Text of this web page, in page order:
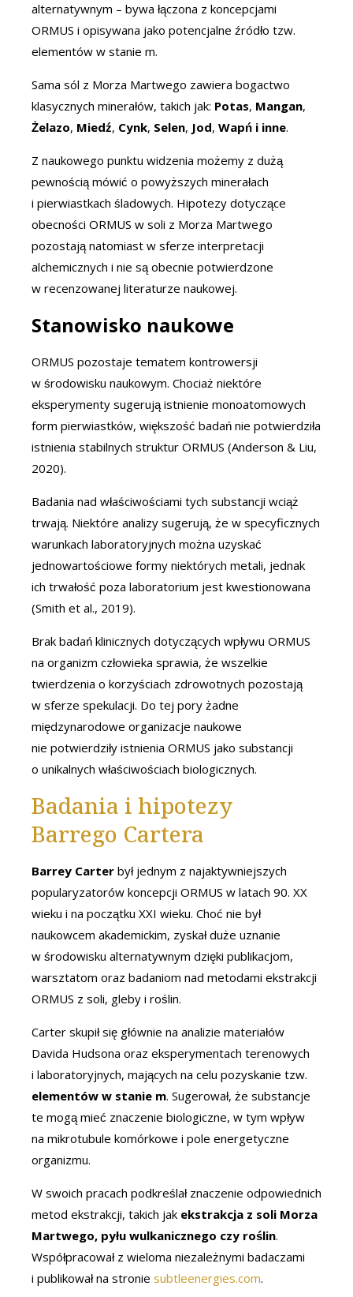
alternatywnym – bywa łączona z koncepcjami
ORMUS i opisywana jako potencjalne źródło tzw.
elementów w stanie m.
Sama sól z Morza Martwego zawiera bogactwo
klasycznych minerałów, takich jak: Potas, Mangan,
Żelazo, Miedź, Cynk, Selen, Jod, Wapń i inne.
Z naukowego punktu widzenia możemy z dużą
pewnością mówić o powyższych minerałach
i pierwiastkach śladowych. Hipotezy dotyczące
obecności ORMUS w soli z Morza Martwego
pozostają natomiast w sferze interpretacji
alchemicznych i nie są obecnie potwierdzone
w recenzowanej literaturze naukowej.
Stanowisko naukowe
ORMUS pozostaje tematem kontrowersji
w środowisku naukowym. Chociaż niektóre
eksperymenty sugerują istnienie monoatomowych
form pierwiastków, większość badań nie potwierdziła
istnienia stabilnych struktur ORMUS (Anderson & Liu,
2020).
Badania nad właściwościami tych substancji wciąż
trwają. Niektóre analizy sugerują, że w specyficznych
warunkach laboratoryjnych można uzyskać
jednowartościowe formy niektórych metali, jednak
ich trwałość poza laboratorium jest kwestionowana
(Smith et al., 2019).
Brak badań klinicznych dotyczących wpływu ORMUS
na organizm człowieka sprawia, że wszelkie
twierdzenia o korzyściach zdrowotnych pozostają
w sferze spekulacji. Do tej pory żadne
międzynarodowe organizacje naukowe
nie potwierdziły istnienia ORMUS jako substancji
o unikalnych właściwościach biologicznych.
Badania i hipotezy
Barrego Cartera
Barrey Carter był jednym z najaktywniejszych
popularyzatorów koncepcji ORMUS w latach 90. XX
wieku i na początku XXI wieku. Choć nie był
naukowcem akademickim, zyskał duże uznanie
w środowisku alternatywnym dzięki publikacjom,
warsztatom oraz badaniom nad metodami ekstrakcji
ORMUS z soli, gleby i roślin.
Carter skupił się głównie na analizie materiałów
Davida Hudsona oraz eksperymentach terenowych
i laboratoryjnych, mających na celu pozyskanie tzw.
elementów w stanie m. Sugerował, że substancje
te mogą mieć znaczenie biologiczne, w tym wpływ
na mikrotubule komórkowe i pole energetyczne
organizmu.
W swoich pracach podkreślał znaczenie odpowiednich
metod ekstrakcji, takich jak ekstrakcja z soli Morza
Martwego, pyłu wulkanicznego czy roślin.
Współpracował z wieloma niezależnymi badaczami
i publikował na stronie subtleenergies.com.